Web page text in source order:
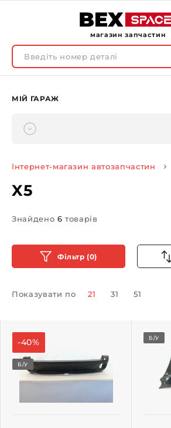
магазин запчастин
МІЙ ГАРАЖ
Інтернет-магазин автозапчастин
X5
Знайдено 6 товарів
Фільтр (0)
Показувати по 21 31 51
-40%
Б/У
Б/У